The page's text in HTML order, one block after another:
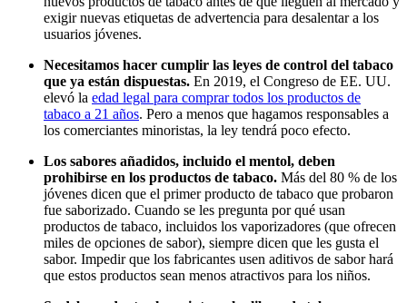
exigir nuevas etiquetas de advertencia para desalentar a los
usuarios jóvenes.
Necesitamos hacer cumplir las leyes de control del tabaco
que ya están dispuestas. En 2019, el Congreso de EE. UU.
elevó la edad legal para comprar todos los productos de
tabaco a 21 años. Pero a menos que hagamos responsables a
los comerciantes minoristas, la ley tendrá poco efecto.
Los sabores añadidos, incluido el mentol, deben
prohibirse en los productos de tabaco. Más del 80 % de los
jóvenes dicen que el primer producto de tabaco que probaron
fue saborizado. Cuando se les pregunta por qué usan
productos de tabaco, incluidos los vaporizadores (que ofrecen
miles de opciones de sabor), siempre dicen que les gusta el
sabor. Impedir que los fabricantes usen aditivos de sabor hará
que estos productos sean menos atractivos para los niños.